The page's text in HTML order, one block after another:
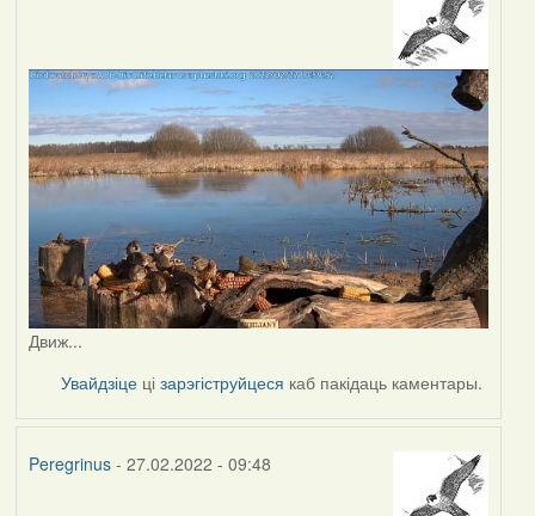
Движ...
Увайдзіце цізарэгіструйцеся каб пакідаць каментары.
Peregrinus- 27.02.2022 - 09:48